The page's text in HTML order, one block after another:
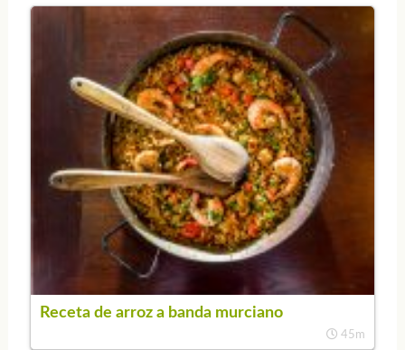
Receta de arroz a banda murciano
45m